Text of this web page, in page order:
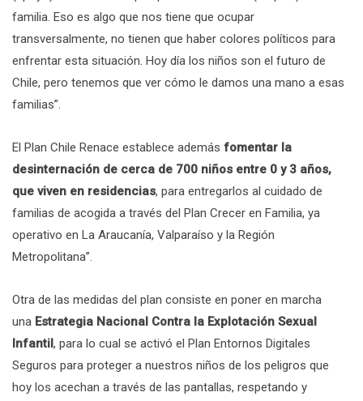
familia. Eso es algo que nos tiene que ocupar
transversalmente, no tienen que haber colores políticos para
enfrentar esta situación. Hoy día los niños son el futuro de
Chile, pero tenemos que ver cómo le damos una mano a esas
familias”.
El Plan Chile Renace establece además fomentar la
desinternación de cerca de 700 niños entre 0 y 3 años,
que viven en residencias, para entregarlos al cuidado de
familias de acogida a través del Plan Crecer en Familia, ya
operativo en La Araucanía, Valparaíso y la Región
Metropolitana”.
Otra de las medidas del plan consiste en poner en marcha
una Estrategia Nacional Contra la Explotación Sexual
Infantil, para lo cual se activó el Plan Entornos Digitales
Seguros para proteger a nuestros niños de los peligros que
hoy los acechan a través de las pantallas, respetando y